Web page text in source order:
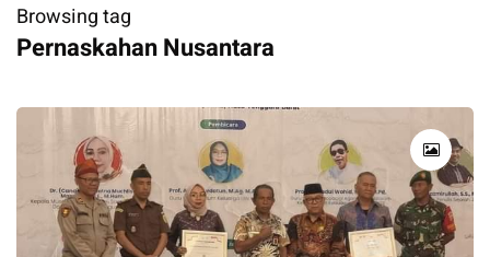
Browsing tag
Pernaskahan Nusantara